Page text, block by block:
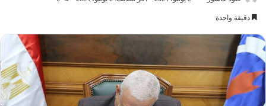
دقيقة واحدة